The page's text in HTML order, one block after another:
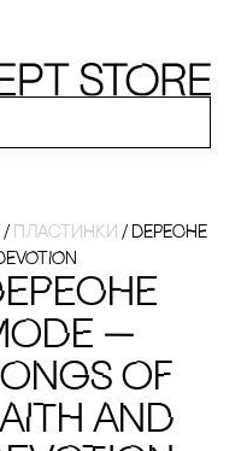
/ ПЛАсТИНКИ / DEPECHE
—
OF
AND